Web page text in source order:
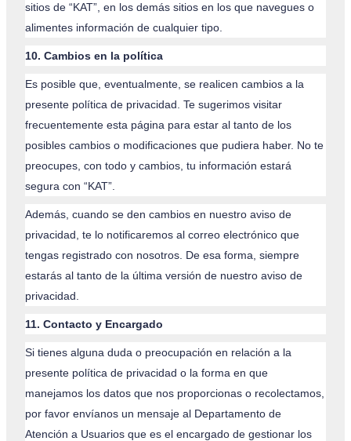
sitios de “KAT”, en los demás sitios en los que navegues o
alimentes información de cualquier tipo.
10. Cambios en la política
Es posible que, eventualmente, se realicen cambios a la
presente política de privacidad. Te sugerimos visitar
frecuentemente esta página para estar al tanto de los
posibles cambios o modificaciones que pudiera haber. No te
preocupes, con todo y cambios, tu información estará
segura con “KAT”.
Además, cuando se den cambios en nuestro aviso de
privacidad, te lo notificaremos al correo electrónico que
tengas registrado con nosotros. De esa forma, siempre
estarás al tanto de la última versión de nuestro aviso de
privacidad.
11. Contacto y Encargado
Si tienes alguna duda o preocupación en relación a la
presente política de privacidad o la forma en que
manejamos los datos que nos proporcionas o recolectamos,
por favor envíanos un mensaje al Departamento de
Atención a Usuarios que es el encargado de gestionar los